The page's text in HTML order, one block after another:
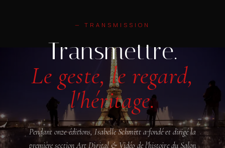
— TRANSMISSION
Transmettre.
Le geste, le regard,
l'héritage.
Pendant onze éditions, Isabelle Schmitt a fondé et dirigé la
première section Art Digital & Vidéo de l'histoire du Salon